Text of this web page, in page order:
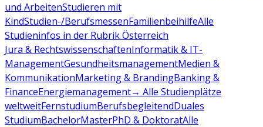
und ArbeitenStudieren mit
KindStudien-/BerufsmessenFamilienbeihilfeAlle
Studieninfos in der Rubrik Österreich
Jura & RechtswissenschaftenInformatik & IT-
ManagementGesundheitsmanagementMedien &
KommunikationMarketing & BrandingBanking &
FinanceEnergiemanagement→ Alle Studienplätze
weltweitFernstudiumBerufsbegleitendDuales
StudiumBachelorMasterPhD & DoktoratAlle